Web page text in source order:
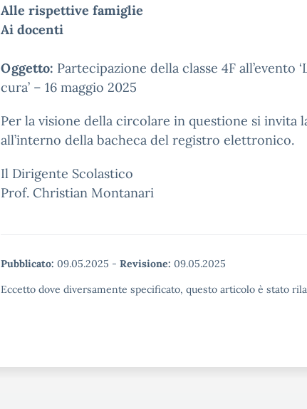
Alle rispettive famiglie
Ai docenti
Oggetto: Partecipazione della classe 4F all’evento
cura’ – 16 maggio 2025
Per la visione della circolare in questione si invita
all’interno della bacheca del registro elettronico.
Il Dirigente Scolastico
Prof. Christian Montanari
Pubblicato: 09.05.2025 - Revisione: 09.05.2025
Eccetto dove diversamente specificato, questo articolo è stato